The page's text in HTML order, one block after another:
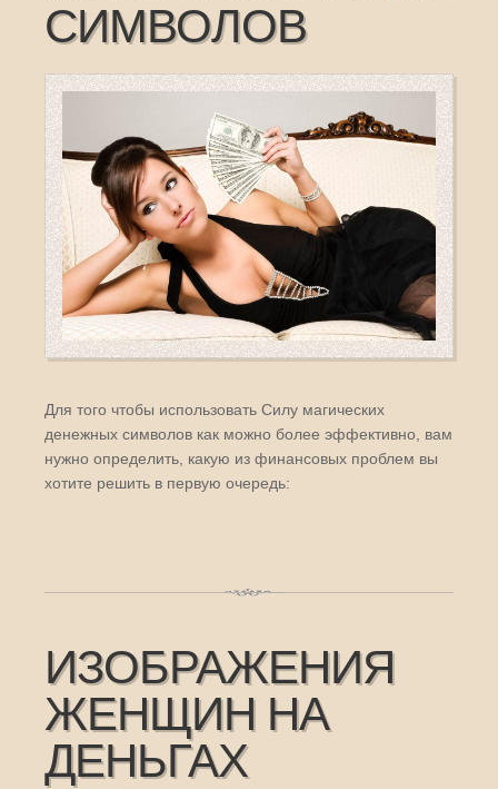
СИМВОЛОВ
Для того чтобы использовать Силу магических
денежных символов как можно более эффективно, вам
нужно определить, какую из финансовых проблем вы
хотите решить в первую очередь:
ИЗОБРАЖЕНИЯ
ЖЕНЩИН НА
ДЕНЬГАХ